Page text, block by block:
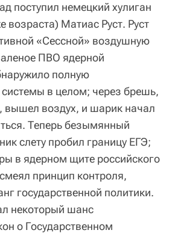
поступил немецкий хулиган
возраста) Матиас Руст. Руст
«Сессной» воздушную
ПВО ядерной
полную
в целом; через брешь,
вышел воздух, и шарик начал
Теперь безымянный
слету пробил границу ЕГЭ;
в ядерном щите российского
принцип контроля,
государственной политики.
некоторый шанс
о Государственном